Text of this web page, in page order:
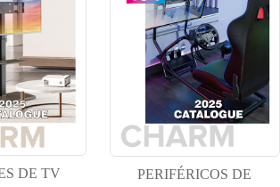
DE TV
PERIFÉRICOS DE